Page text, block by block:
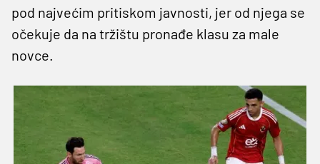
pod najvećim pritiskom javnosti, jer od njega se
očekuje da na tržištu pronađe klasu za male
novce.